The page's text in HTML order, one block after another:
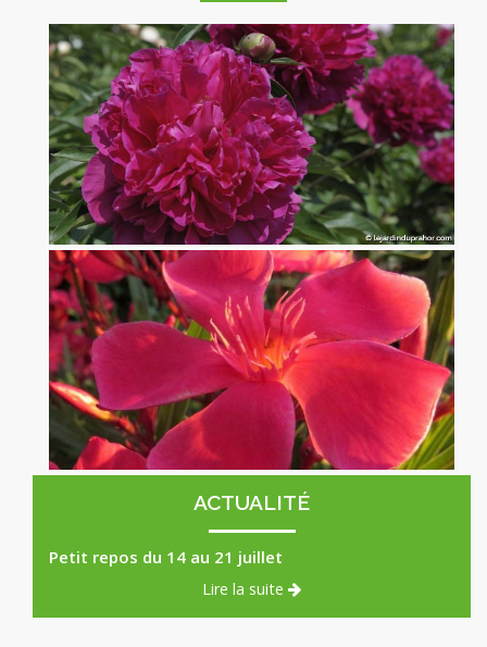
Pivoine Félix Crousse
x
Laurier Rose Papa Gambetta rouge Corail
ACTUALITÉ
Petit repos du 14 au 21 juillet
Lire la suite